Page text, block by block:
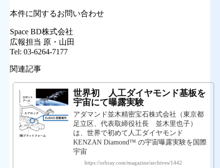
本件に関するお問い合わせ
Space BD株式会社
広報担当 原・山田
Tel: 03-6264-7177
関連記事
世界初 人工ダイヤモンド基板を
宇宙にて曝露実験
アダマンド並木精密宝石株式会社（東京都
足立区、代表取締役社長 並木里也子）
は、世界で初めて人工ダイヤモンド
KENZAN Diamond™ の宇宙曝露実験を国際
宇宙
https://orbray.com/magazine/archives/1442